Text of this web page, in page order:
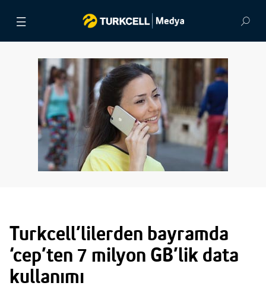
BASIN BÜLTENLERİ
VİDEOLAR
GÖRSEL ARŞİV
Turkcell’lilerden bayramda
‘cep’ten 7 milyon GB’lik data
kullanımı